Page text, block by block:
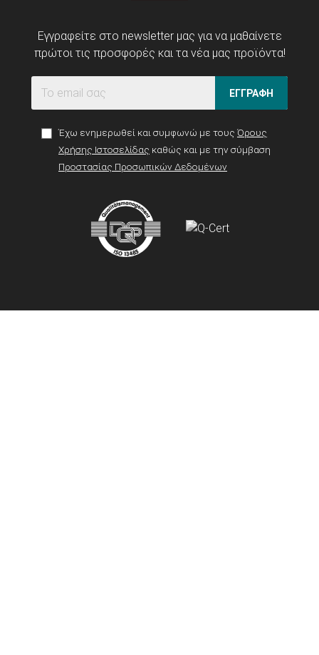
Εγγραφείτε στο newsletter μας για να μαθαίνετε
πρώτοι τις προσφορές και τα νέα μας προϊόντα!
ΕΓΓΡΑΦΗ
Έχω ενημερωθεί και συμφωνώ με τους Όρους
Χρήσης Ιστοσελίδας καθώς και με την σύμβαση
Προστασίας Προσωπικών Δεδομένων